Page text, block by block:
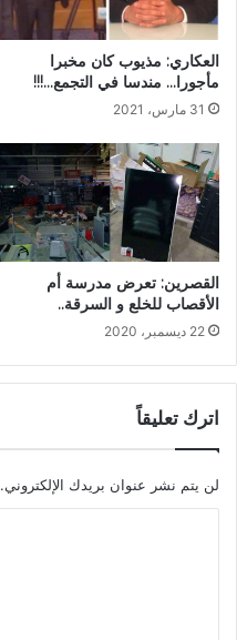
العكاري: مذيوب كان مخبرا
مأجورا… مندسا في التجمع…!!!
31 مارس، 2021
القصرين: تعرض مدرسة أم
الأقصاب للخلع و السرقة..
22 ديسمبر، 2020
اترك تعليقاً
لن يتم نشر عنوان بريدك الإلكتروني.